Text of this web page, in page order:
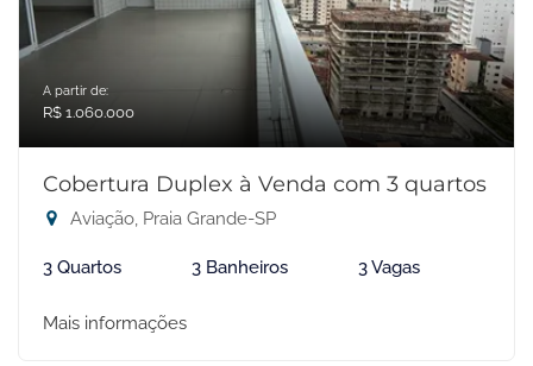
A partir de:
R$ 1.060.000
Cobertura Duplex à Venda com 3 quartos
Aviação, Praia Grande-SP
3 Quartos 3 Banheiros 3 Vagas
Mais informações